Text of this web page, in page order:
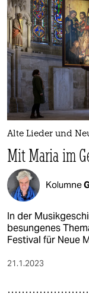
Alte Lieder und
Mit Maria im
Kolumne
In der
besungenes
Festival für Neue
21.1.2023